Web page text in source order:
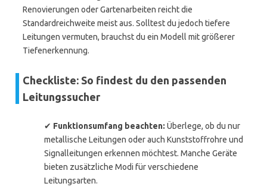
Renovierungen oder Gartenarbeiten reicht die
Standardreichweite meist aus. Solltest du jedoch tiefere
Leitungen vermuten, brauchst du ein Modell mit größerer
Tiefenerkennung.
Checkliste: So findest du den passenden
Leitungssucher
✔ Funktionsumfang beachten: Überlege, ob du nur
metallische Leitungen oder auch Kunststoffrohre und
Signalleitungen erkennen möchtest. Manche Geräte
bieten zusätzliche Modi für verschiedene
Leitungsarten.